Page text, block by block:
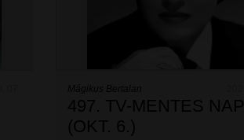
Mágikus Bertalan
497. TV-MENTES NAP
(OKT. 6.)